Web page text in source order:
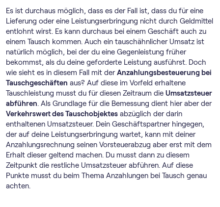
Es ist durchaus möglich, dass es der Fall ist, dass du für eine
Lieferung oder eine Leistungserbringung nicht durch Geldmittel
entlohnt wirst. Es kann durchaus bei einem Geschäft auch zu
einem Tausch kommen. Auch ein tauschähnlicher Umsatz ist
natürlich möglich, bei der du eine Gegenleistung früher
bekommst, als du deine geforderte Leistung ausführst. Doch
wie sieht es in diesem Fall mit derAnzahlungsbesteuerung bei
Tauschgeschäften aus? Auf diese im Vorfeld erhaltene
Tauschleistung musst du für diesen Zeitraum die Umsatzsteuer
abführen. Als Grundlage für die Bemessung dient hier aber der
Verkehrswert des Tauschobjektes abzüglich der darin
enthaltenen Umsatzsteuer. Dein Geschäftspartner hingegen,
der auf deine Leistungserbringung wartet, kann mit deiner
Anzahlungsrechnung seinen Vorsteuerabzug aber erst mit dem
Erhalt dieser geltend machen. Du musst dann zu diesem
Zeitpunkt die restliche Umsatzsteuer abführen. Auf diese
Punkte musst du beim Thema Anzahlungen bei Tausch genau
achten.